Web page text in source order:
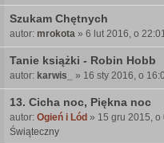
e
r
a
a
n
k
e
t
ę
Szukam Chętnych
autor: mrokota » 6 lut 2016, o
Tanie książki - Robin Hobb
autor: karwis_ » 16 sty 2016, o
13. Cicha noc, Piękna noc
autor: Ogień i Lód » 15 gru 2015, o
Świąteczny